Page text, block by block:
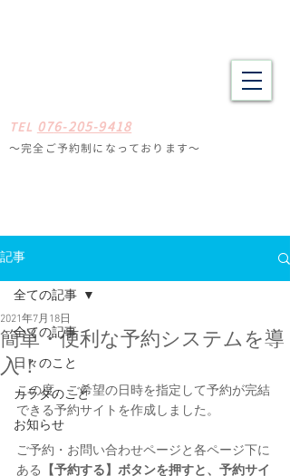
TEL 076-205-9418
〜完全ご予約制になっ ております〜
記事
全ての記事
日々のこと
カラダのこと
お知らせ
全ての記事
簡単・便利な予約システムを導
入！
2021年7月18日
この度、ご希望の日時を指定して予約が完結
できる予約サイトを作成しました。
ご予約・お問い合わせページと各ページ下に
ある
【予約する】ボタンを押すと、予約サイ